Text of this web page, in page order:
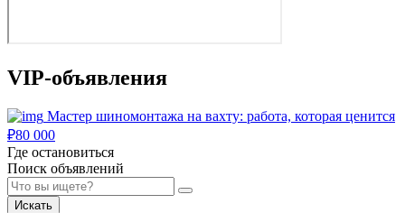
VIP-объявления
Мастер шиномонтажа на вахту: работа, которая ценится
₽80 000
Где остановиться
Поиск объявлений
Искать